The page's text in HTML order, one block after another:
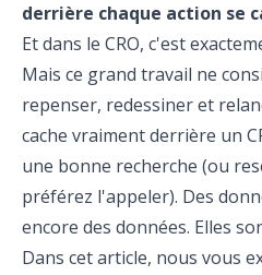
derrière chaque action se
Et dans le CRO, c'est
Mais ce grand travail ne
repenser, redessiner et
cache vraiment derrière un
une bonne recherche (ou
préférez l'appeler). Des
encore des données. Elles
Dans cet article, nous vous